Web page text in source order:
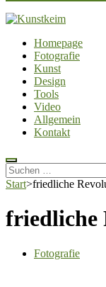
Kunstkeim
Fotografie, Design
Homepage
Fotografie
Kunst
Design
Tools
Video
Allgemein
Kontakt
Suchen
nach:
Start>friedliche
friedliche
Fotografie